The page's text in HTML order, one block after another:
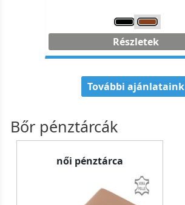
Részletek
További ajánlataink
Bőr pénztárcák
női pénztárca